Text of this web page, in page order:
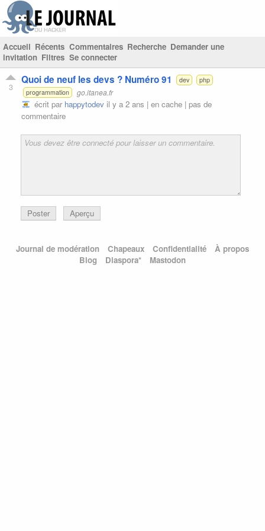
Accueil Récents Commentaires Recherche Demander une
invitation Filtres Se connecter
3
Quoi de neuf les devs ? Numéro 91 dev
php
programmation
go.itanea.fr
écrit par happytodev il y a 2 ans | en cache | pas de
commentaire
Poster Aperçu
Journal de modération Chapeaux Confidentialité
À propos
Blog
Diaspora* Mastodon